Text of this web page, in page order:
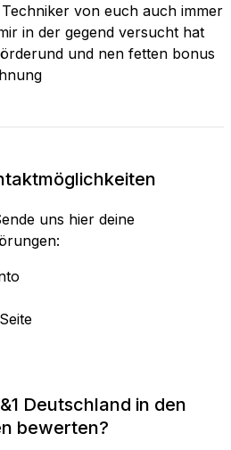
von euch auch immer
in der gegend versucht hat
und nen fetten bonus
uns hier deine
Deutschland in den
bewerten?